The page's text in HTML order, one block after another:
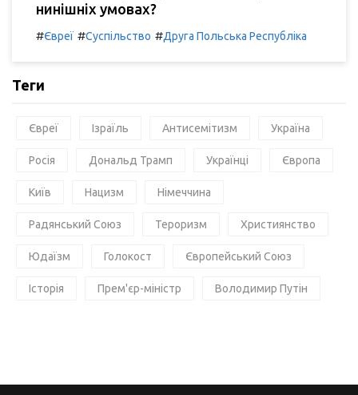
нинішніх умовах?
#Євреї #Суспільство #Друга Польська Республіка
Теги
Євреї Ізраїль Антисемітизм Україна
Росія Дональд Трамп Українці Європа
Київ Нацизм Німеччина
Радянський Союз Тероризм Християнство
Юдаїзм Голокост Європейський Союз
Історія Прем'єр-міністр Володимир Путін